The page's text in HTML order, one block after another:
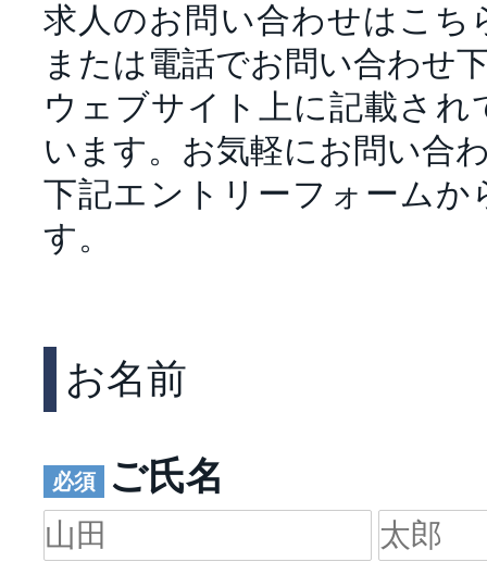
求人のお問い合わせはこち
または電話でお問い合わせ
ウェブサイト上に記載され
います。お気軽にお問い合
下記エントリーフォームか
す。
お名前
ご氏名